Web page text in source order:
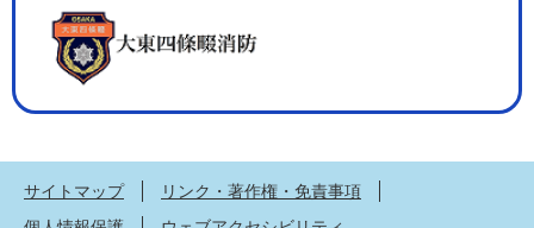
サイトマップ
リンク・著作権・免責事項